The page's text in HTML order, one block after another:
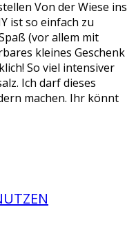
Von der Wiese ins
ist so einfach zu
(vor allem mit
kleines Geschenk
So viel intensiver
Ich darf dieses
machen. Ihr könnt